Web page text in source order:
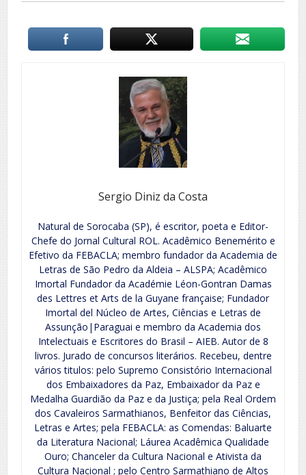
Sergio Diniz da Costa
Natural de Sorocaba (SP), é escritor, poeta e Editor-
Chefe do Jornal Cultural ROL. Acadêmico Benemérito e
Efetivo da FEBACLA; membro fundador da Academia de
Letras de São Pedro da Aldeia – ALSPA; Acadêmico
Imortal Fundador da Académie Léon-Gontran Damas
des Lettres et Arts de la Guyane française; Fundador
Imortal del Núcleo de Artes, Ciências e Letras de
Assunção|Paraguai e membro da Academia dos
Intelectuais e Escritores do Brasil – AIEB. Autor de 8
livros. Jurado de concursos literários. Recebeu, dentre
vários titulos: pelo Supremo Consistório Internacional
dos Embaixadores da Paz, Embaixador da Paz e
Medalha Guardião da Paz e da Justiça; pela Real Ordem
dos Cavaleiros Sarmathianos, Benfeitor das Ciências,
Letras e Artes; pela FEBACLA: as Comendas: Baluarte
da Literatura Nacional; Láurea Acadêmica Qualidade
Ouro; Chanceler da Cultura Nacional e Ativista da
Cultura Nacional ; pelo Centro Sarmathiano de Altos